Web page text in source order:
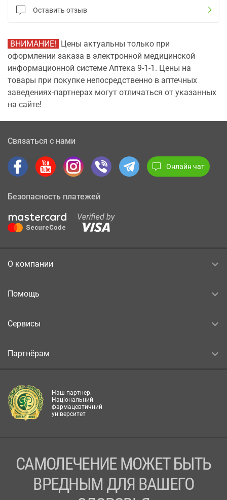
Оставить отзыв
ВНИМАНИЕ! Цены актуальны только при
оформлении заказа в электронной медицинской
информационной системе Аптека 9-1-1. Цены на
товары при покупке непосредственно в аптечных
заведениях-партнерах могут отличаться от указанных
на сайте!
Связаться с нами
Онлайн чат
Безопасность платежей
О компании
Помощь
Сервисы
Партнёрам
Наш партнер:
Національний
фармацевтичний
університет
САМОЛЕЧЕНИЕ МОЖЕТ БЫТЬ
ВРЕДНЫМ ДЛЯ ВАШЕГО